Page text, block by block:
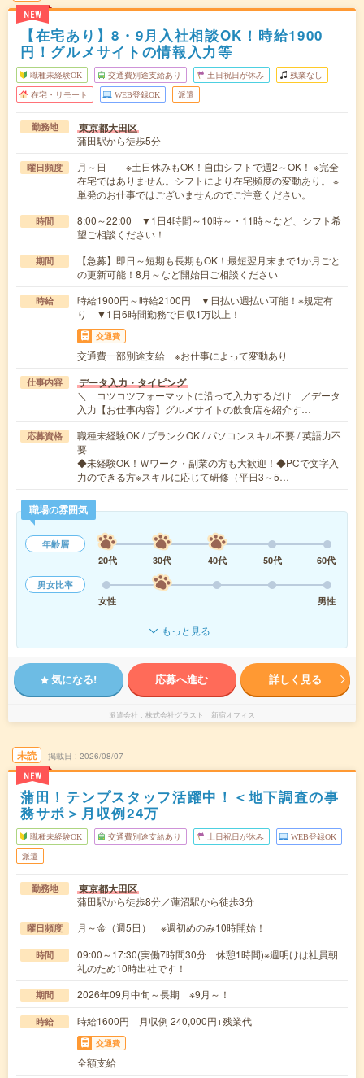
NEW
【在宅あり】8・9月入社相談OK！時給1900
円！グルメサイトの情報入力等
職種未経験OK 交通費別途支給あり 土日祝日が休み 残業なし
在宅・リモート WEB登録OK 派遣
勤務地 東京都大田区
蒲田駅から徒歩5分
曜日頻度
月～日 ※土日休みもOK！自由シフトで週2～OK！ ※完全
在宅ではありません。シフトにより在宅頻度の変動あり。 ※
単発のお仕事ではございませんのでご注意ください。
時間
8:00～22:00 ▼1日4時間～10時～・11時～など、シフト希
望ご相談ください！
期間
【急募】即日～短期も長期もOK！最短翌月末まで1か月ごと
の更新可能！8月～など開始日ご相談ください
時給
時給1900円～時給2100円 ▼日払い週払い可能！※規定有
り ▼1日6時間勤務で日収1万以上！
交通費
交通費一部別途支給 ※お仕事によって変動あり
仕事内容 データ入力・タイピング
＼ コツコツフォーマットに沿って入力するだけ ／データ
入力【お仕事内容】グルメサイトの飲食店を紹介す…
応募資格
職種未経験OK / ブランクOK / パソコンスキル不要 / 英語力不
要
◆未経験OK！Ｗワーク・副業の方も大歓迎！◆PCで文字入
力のできる方※スキルに応じて研修（平日3～5…
職場の雰囲気
年齢層
20代
30代 40代 50代
60代
男女比率
女性
男性
もっと見る
気になる! 応募へ進む 詳しく見る
派遣会社 株式会社グラスト 新宿オフィス
未読
NEW
掲載日 2026/08/07
蒲田！テンプスタッフ活躍中！＜地下調査の事
務サポ＞月収例24万
職種未経験OK 交通費別途支給あり 土日祝日が休み WEB登録OK
派遣
勤務地 東京都大田区
蒲田駅から徒歩8分／蓮沼駅から徒歩3分
曜日頻度 月～金（週5日） ※週初めのみ10時開始！
時間
09:00～17:30(実働7時間30分 休憩1時間)※週明けは社員朝
礼のため10時出社です！
期間 2026年09月中旬～長期 ※9月～！
時給 時給1600円 月収例 240,000円+残業代
交通費
全額支給